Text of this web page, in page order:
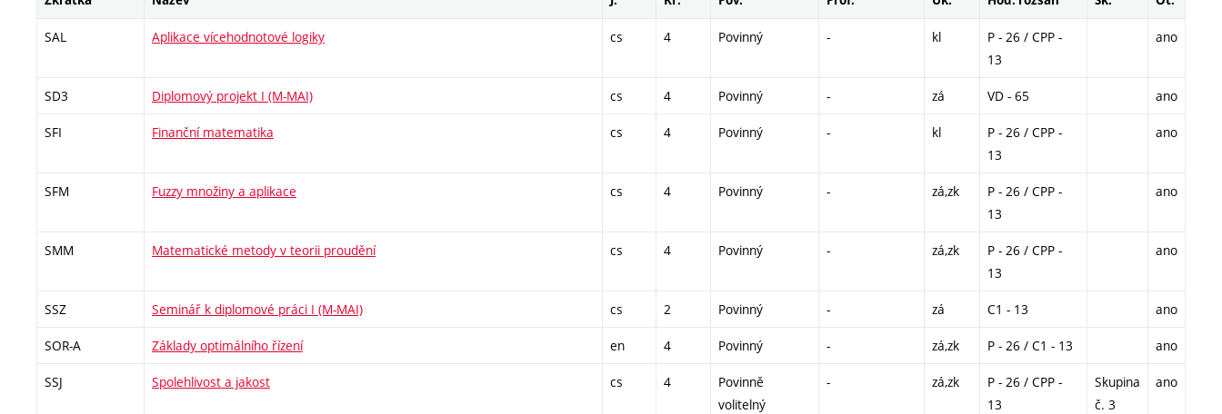
SAL Aplikace vícehodnotové logiky cs 4 Povinný - kl
P - 26 / CPP -
13
ano
SD3 Diplomový projekt I (M-MAI) cs 4 Povinný - zá VD - 65 ano
SFI Finanční matematika cs 4 Povinný - kl
P - 26 / CPP -
13
ano
SFM Fuzzy množiny a aplikace cs 4 Povinný - zá,zk
P - 26 / CPP -
13
ano
SMM Matematické metody v teorii proudění cs 4 Povinný - zá,zk
P - 26 / CPP -
13
ano
SSZ Seminář k diplomové práci I (M-MAI) cs 2 Povinný - zá C1 - 13 ano
SOR-A Základy optimálního řízení en 4 Povinný - zá,zk P - 26 / C1 - 13 ano
SSJ Spolehlivost a jakost cs 4
Povinně
volitelný
- zá,zk
P - 26 / CPP -
13
Skupina
č. 3
ano